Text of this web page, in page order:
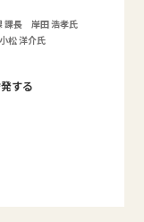
課長 岸田 浩孝氏
松 洋介氏
する